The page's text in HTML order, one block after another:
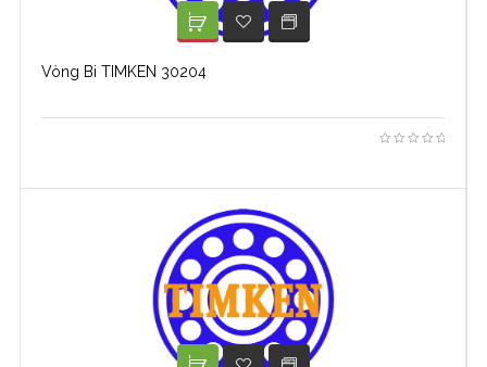
XEM TIẾPADD TO WISHLIST
Vòng Bi TIMKEN 30204